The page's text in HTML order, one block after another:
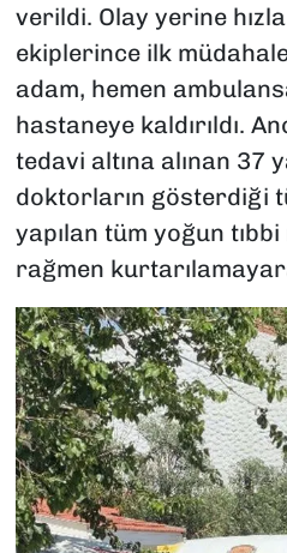
verildi. Olay yerine
ekiplerince ilk
adam, hemen
hastaneye kaldırıldı.
tedavi altına alınan 37
doktorların gösterdiği
yapılan tüm yoğun
rağmen